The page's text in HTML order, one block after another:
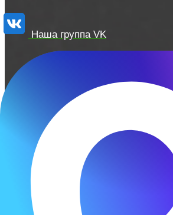
Наша группа VK